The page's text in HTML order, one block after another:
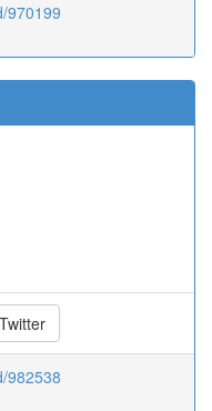
970199
Twitter
982538